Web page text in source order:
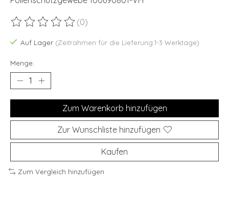
Die Bewertung dieses Produkts ist
(0)
Auf Lager (Zeitrahmen für die Lieferung:1-3 Werktage)
Menge:
Zum Warenkorb hinzufügen
Zur Wunschliste hinzufügen
Kaufen
Zum Vergleich hinzufügen